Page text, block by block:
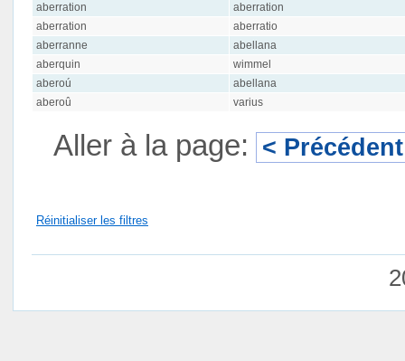
aberration
aberration
aberration
aberratio
aberranne
abellana
aberquin
wimmel
aberoú
abellana
aberoû
varius
Aller à la page: < Précédent
Réinitialiser les filtres